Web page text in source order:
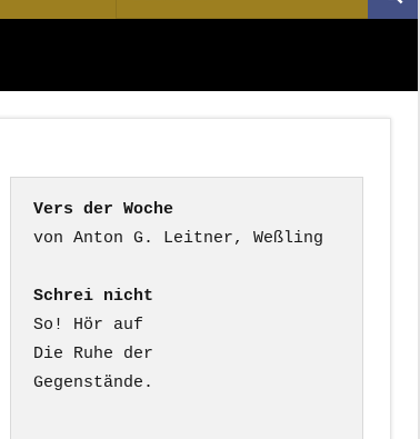
nach:
Vers der Woche
Schrei nicht
So! Hör auf
Die Ruhe der
Gegenstände.